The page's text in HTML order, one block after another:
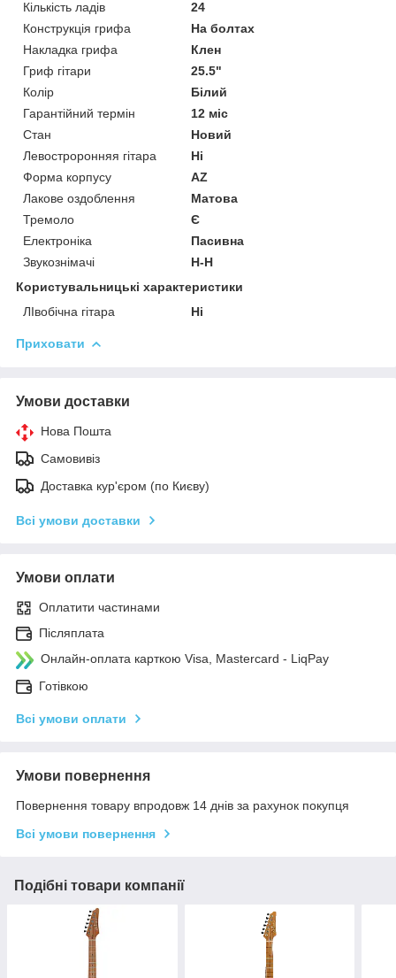
Кількість ладів
24
Конструкція грифа
На болтах
Накладка грифа
Клен
Гриф гітари
25.5"
Колір
Білий
Гарантійний термін
12 міс
Стан
Новий
Левостроронняя гітара
Ні
Форма корпусу
AZ
Лакове оздоблення
Матова
Тремоло
Є
Електроніка
Пасивна
Звукознімачі
H-H
Користувальницькі характеристики
ЛІвобічна гітара
Ні
Приховати
Умови доставки
Нова Пошта
Самовивіз
Доставка кур'єром (по Києву)
Всі умови доставки
Умови оплати
Оплатити частинами
Післяплата
Онлайн-оплата карткою Visa, Mastercard - LiqPay
Готівкою
Всі умови оплати
Умови повернення
Повернення товару впродовж 14 днів за рахунок покупця
Всі умови повернення
Подібні товари компанії